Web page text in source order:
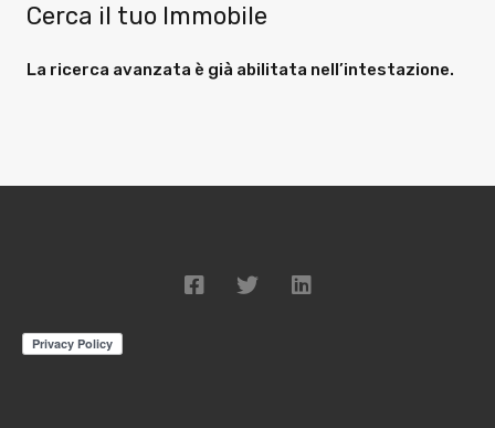
Cerca il tuo Immobile
La ricerca avanzata è già abilitata nell’intestazione.